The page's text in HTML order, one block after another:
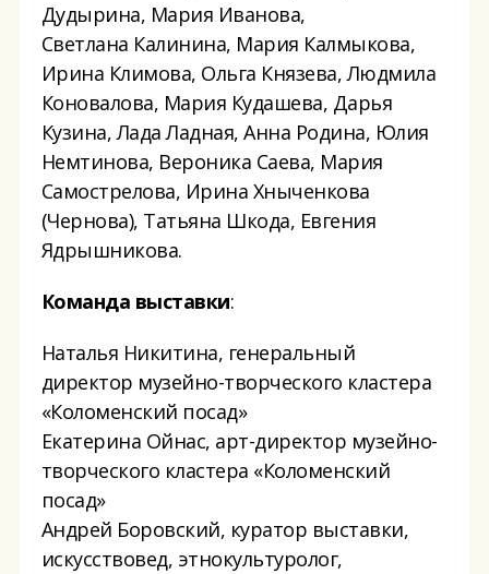
Дудырина, Мария Иванова,
Светлана Калинина, Мария Калмыкова,
Ирина Климова, Ольга Князева, Людмила
Коновалова, Мария Кудашева, Дарья
Кузина, Лада Ладная, Анна Родина, Юлия
Немтинова, Вероника Саева, Мария
Самострелова, Ирина Хныченкова
(Чернова), Татьяна Шкода, Евгения
Ядрышникова.
Команда выставки:
Наталья Никитина, генеральный
директор музейно-творческого кластера
«Коломенский посад»
Екатерина Ойнас, арт-директор музейно-
творческого кластера «Коломенский
посад»
Андрей Боровский, куратор выставки,
искусствовед, этнокультуролог,